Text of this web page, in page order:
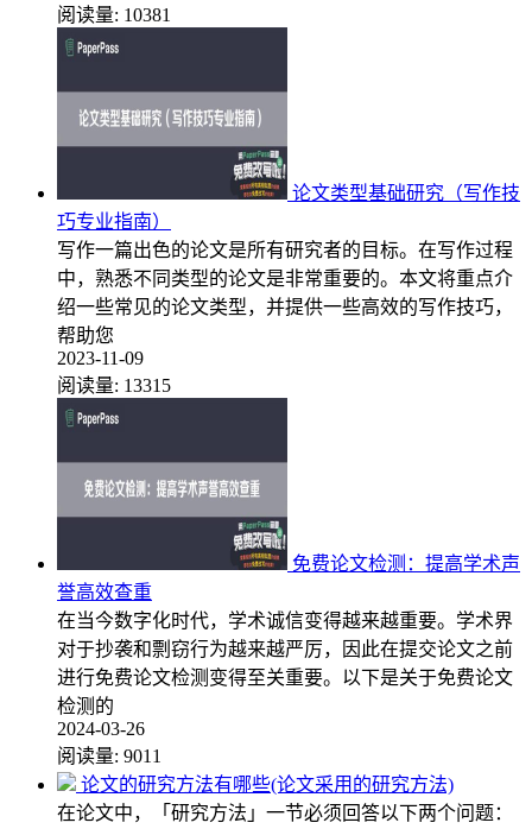
阅读量: 10381
论文类型基础研究（写作技
巧专业指南）
写作一篇出色的论文是所有研究者的目标。在写作过程
中，熟悉不同类型的论文是非常重要的。本文将重点介
绍一些常见的论文类型，并提供一些高效的写作技巧，
帮助您
2023-11-09
阅读量: 13315
免费论文检测：提高学术声
誉高效查重
在当今数字化时代，学术诚信变得越来越重要。学术界
对于抄袭和剽窃行为越来越严厉，因此在提交论文之前
进行免费论文检测变得至关重要。以下是关于免费论文
检测的
2024-03-26
阅读量: 9011
论文的研究方法有哪些(论文采用的研究方法)
在论文中，「研究方法」一节必须回答以下两个问题：